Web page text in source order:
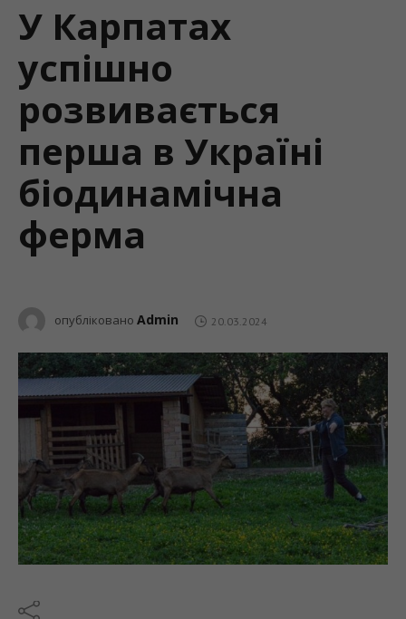
У Карпатах
успішно
розвивається
перша в Україні
біодинамічна
ферма
опубліковано Admin 20.03.2024